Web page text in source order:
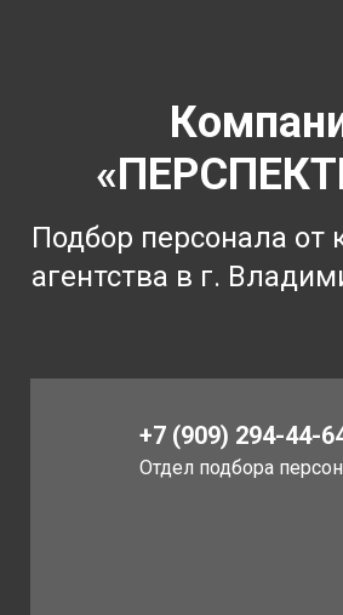
Отдел подбора
+7 (909) 294-44-
Подбор персонала от
агентства в г.